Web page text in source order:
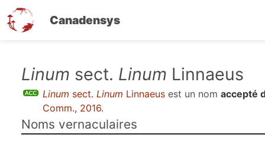
Canadensys
contenu
Linum sect. Linum Linnaeus
Linum sect. Linum Linnaeus est un nom accepté
Comm., 2016.
Noms vernaculaires